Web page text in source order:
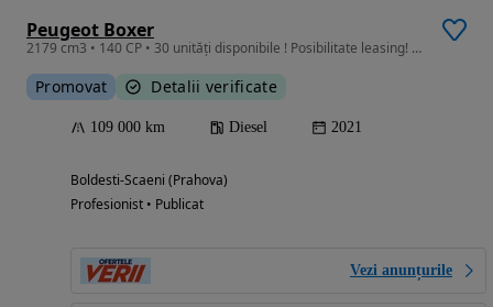
Peugeot Boxer
2179 cm3 • 140 CP • 30 unități disponibile ! Posibilitate leasing! Garanție !
Promovat Detalii verificate
109 000 km Diesel 2021
Boldesti-Scaeni (Prahova)
Profesionist • Publicat
Vezi anunțurile